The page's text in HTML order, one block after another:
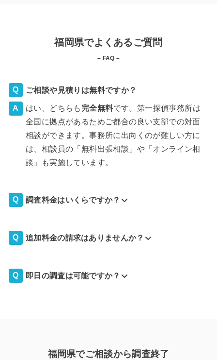
福岡県でよくあるご質問
– FAQ –
ご相談や見積りは無料ですか？
はい、どちらも 完全無料です。第一探偵事務所は
全国に拠点があるためご都合の良い支部での対面
相談ができます。事務所に出向くのが難しい方に
は、相談員の「無料出張相談」や「オンライン相
談」も実施しています。
調査料金はいくらですか？
追加料金の請求はありませんか？
即日の調査は可能ですか？
福岡県でご相談から調査終了